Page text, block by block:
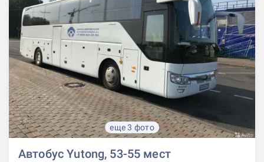
еще 3 фото
Автобус Yutong, 53-55 мест